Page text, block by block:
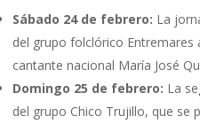
Sábado 24 de febrero: La
del grupo folclórico Entremares
cantante nacional María José
Domingo 25 de febrero: La
del grupo Chico Trujillo, que se